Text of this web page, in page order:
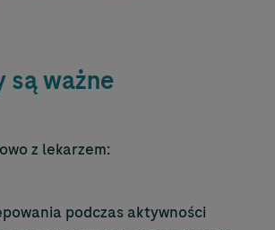
są ważne
z lekarzem:
podczas aktywności